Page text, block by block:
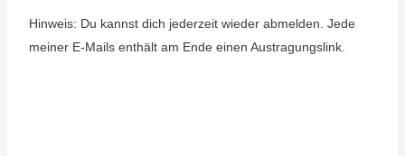
Hinweis: Du kannst dich jederzeit wieder abmelden. Jede
meiner E-Mails enthält am Ende einen Austragungslink.